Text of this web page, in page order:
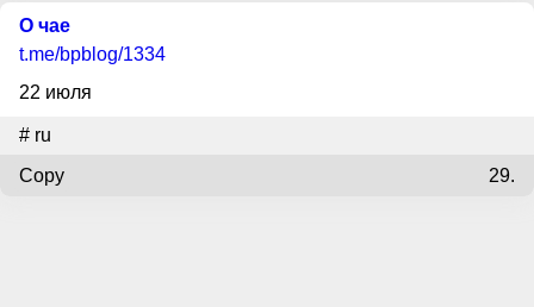
О чае
t.me/bpblog/1334
22 июля
# ru
Copy
29.